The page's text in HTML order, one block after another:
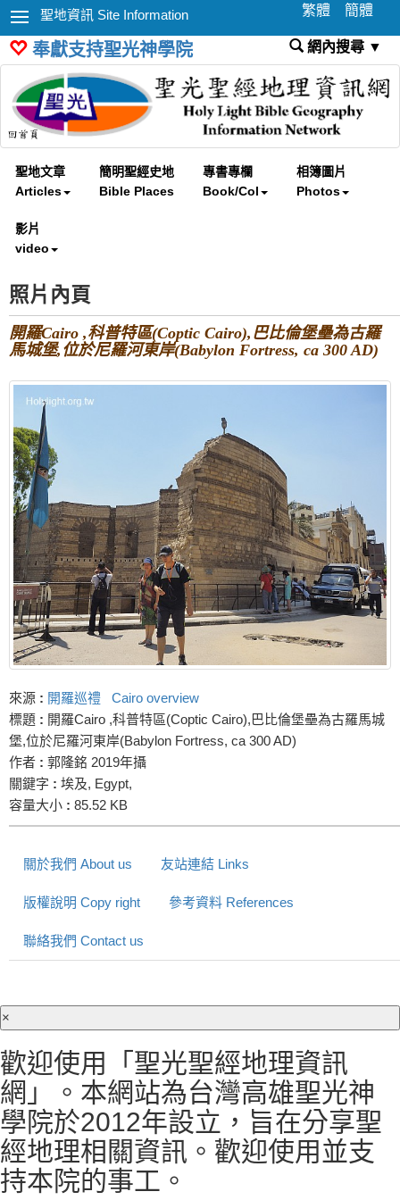
聖地資訊 Site Information 繁體 簡體
奉獻支持聖光神學院 網內搜尋 ▼
聖地文章
Articles
簡明聖經史地
Bible Places
專書專欄
Book/Col
相簿圖片
Photos
影片
video
照片內頁
開羅Cairo ,科普特區(Coptic Cairo),巴比倫堡壘為古羅
馬城堡,位於尼羅河東岸(Babylon Fortress, ca 300 AD)
來源 : 開羅巡禮 Cairo overview
標題 : 開羅Cairo ,科普特區(Coptic Cairo),巴比倫堡壘為古羅馬城
堡,位於尼羅河東岸(Babylon Fortress, ca 300 AD)
作者 : 郭隆銘 2019年攝
關鍵字 : 埃及, Egypt,
容量大小 : 85.52 KB
關於我們 About us 友站連結 Links
版權說明 Copy right 參考資料 References
聯絡我們 Contact us
×
歡迎使用「聖光聖經地理資訊
網」。本網站為台灣高雄聖光神
學院於2012年設立，旨在分享聖
經地理相關資訊。歡迎使用並支
持本院的事工。